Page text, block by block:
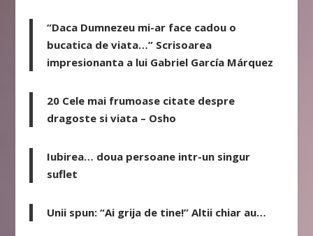
“Daca Dumnezeu mi-ar face cadou o
bucatica de viata…” Scrisoarea
impresionanta a lui Gabriel García Márquez
20 Cele mai frumoase citate despre
dragoste si viata – Osho
Iubirea… doua persoane intr-un singur
suflet
Unii spun: “Ai grija de tine!” Altii chiar au…